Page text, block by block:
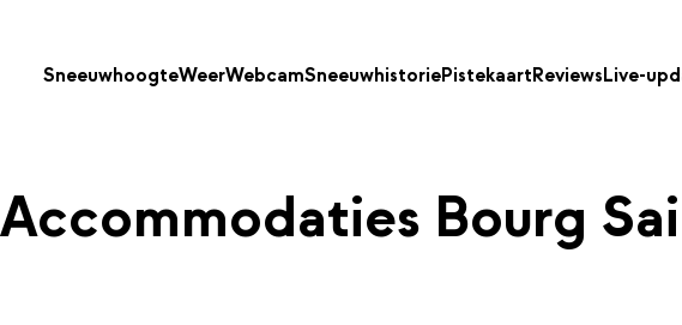
SneeuwhoogteWeerWebcamSneeuwhistoriePistekaartReviewsLive-
Accommodaties Bourg